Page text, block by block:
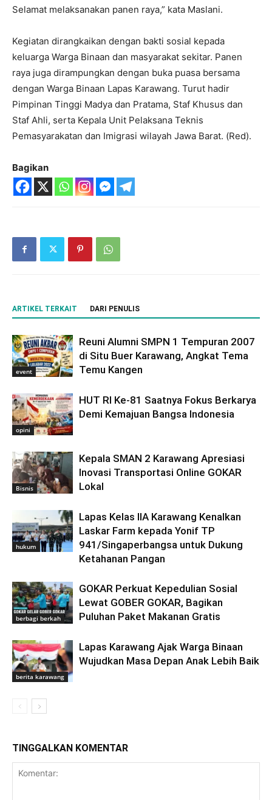
Selamat melaksanakan panen raya,” kata Maslani.
Kegiatan dirangkaikan dengan bakti sosial kepada
keluarga Warga Binaan dan masyarakat sekitar. Panen
raya juga dirampungkan dengan buka puasa bersama
dengan Warga Binaan Lapas Karawang. Turut hadir
Pimpinan Tinggi Madya dan Pratama, Staf Khusus dan
Staf Ahli, serta Kepala Unit Pelaksana Teknis
Pemasyarakatan dan Imigrasi wilayah Jawa Barat. (Red).
Bagikan
ARTIKEL TERKAIT DARI PENULIS
event
Reuni Alumni SMPN 1 Tempuran 2007
di Situ Buer Karawang, Angkat Tema
Temu Kangen
opini
HUT RI Ke-81 Saatnya Fokus Berkarya
Demi Kemajuan Bangsa Indonesia
Bisnis
Kepala SMAN 2 Karawang Apresiasi
Inovasi Transportasi Online GOKAR
Lokal
hukum
Lapas Kelas IIA Karawang Kenalkan
Laskar Farm kepada Yonif TP
941/Singaperbangsa untuk Dukung
Ketahanan Pangan
berbagi berkah
GOKAR Perkuat Kepedulian Sosial
Lewat GOBER GOKAR, Bagikan
Puluhan Paket Makanan Gratis
berita karawang
Lapas Karawang Ajak Warga Binaan
Wujudkan Masa Depan Anak Lebih Baik
TINGGALKAN KOMENTAR